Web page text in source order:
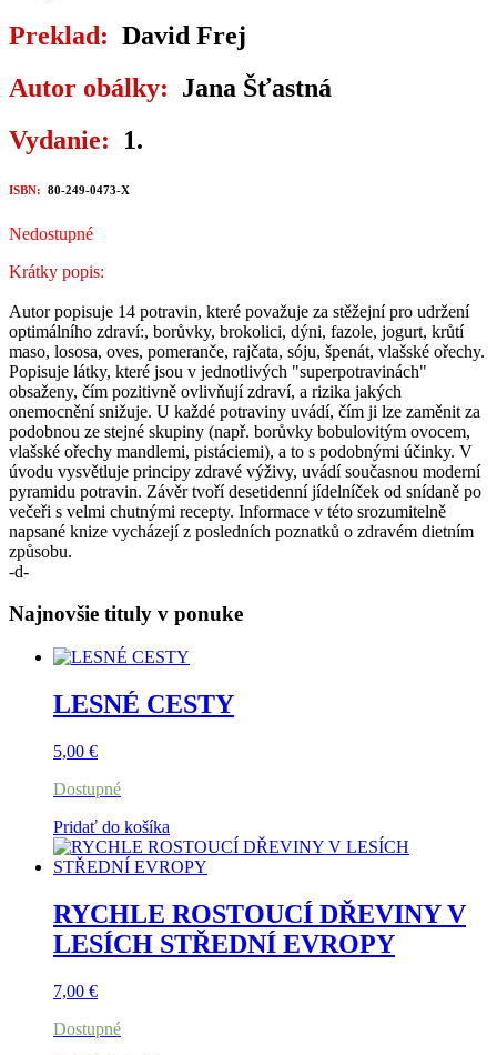
Preklad: David Frej
Autor obálky: Jana Šťastná
Vydanie: 1.
ISBN: 80-249-0473-X
Nedostupné
Krátky popis:
Autor popisuje 14 potravin, které považuje za stěžejní pro udržení
optimálního zdraví:, borůvky, brokolici, dýni, fazole, jogurt, krůtí
maso, lososa, oves, pomeranče, rajčata, sóju, špenát, vlašské ořechy.
Popisuje látky, které jsou v jednotlivých "superpotravinách"
obsaženy, čím pozitivně ovlivňují zdraví, a rizika jakých
onemocnění snižuje. U každé potraviny uvádí, čím ji lze zaměnit za
podobnou ze stejné skupiny (např. borůvky bobulovitým ovocem,
vlašské ořechy mandlemi, pistáciemi), a to s podobnými účinky. V
úvodu vysvětluje principy zdravé výživy, uvádí současnou moderní
pyramidu potravin. Závěr tvoří desetidenní jídelníček od snídaně po
večeři s velmi chutnými recepty. Informace v této srozumitelně
napsané knize vycházejí z posledních poznatků o zdravém dietním
způsobu.
-d-
Najnovšie tituly v ponuke
LESNÉ CESTY
5,00 €
Dostupné
Pridať do košíka
RYCHLE ROSTOUCÍ DŘEVINY V
LESÍCH STŘEDNÍ EVROPY
7,00 €
Dostupné